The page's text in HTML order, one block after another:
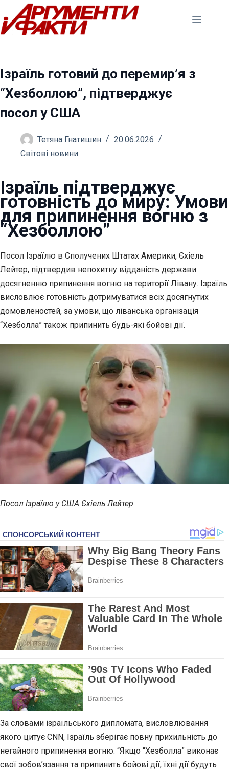
Перейти
до
вмісту
Ізраїль готовий до перемир’я з
“Хезболлою”, підтверджує
посол у США
Тетяна Гнатишин
20.06.2026
Світові новини
Ізраїль підтверджує
готовність до миру: Умови
для припинення вогню з
“Хезболлою”
Посол Ізраїлю в Сполучених Штатах Америки, Єхіель
Лейтер, підтвердив непохитну відданість держави
досягненню припинення вогню на території Лівану. Ізраїль
висловлює готовність дотримуватися всіх досягнутих
домовленостей, за умови, що ліванська організація
“Хезболла” також припинить будь-які бойові дії.
Посол Ізраїлю у США Єхіель Лейтер
За словами ізраїльського дипломата, висловлювання
якого цитує CNN, Ізраїль зберігає повну прихильність до
негайного припинення вогню. “Якщо “Хезболла” виконає
свої зобов’язання та припинить бойові дії, їхні дії будуть